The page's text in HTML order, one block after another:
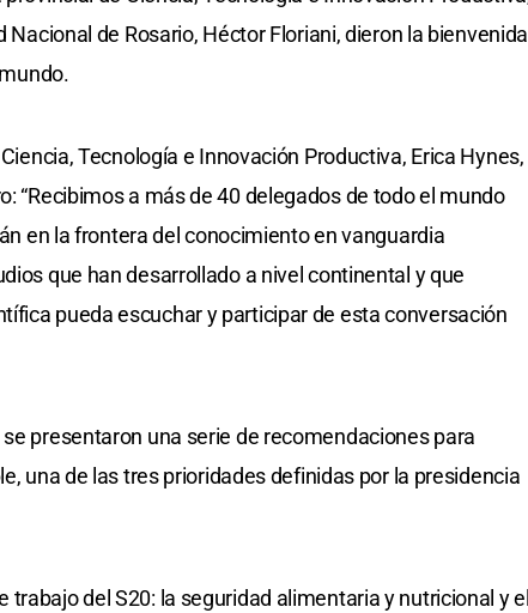
de Rosario, Héctor Floriani, dieron la bienvenida
Tecnología e Innovación Productiva, Erica Hynes,
“Recibimos a más de 40 delegados de todo el mundo
en la frontera del conocimiento en vanguardia
que han desarrollado a nivel continental y que
pueda escuchar y participar de esta conversación
presentaron una serie de recomendaciones para
una de las tres prioridades definidas por la presidencia
del S20: la seguridad alimentaria y nutricional y el